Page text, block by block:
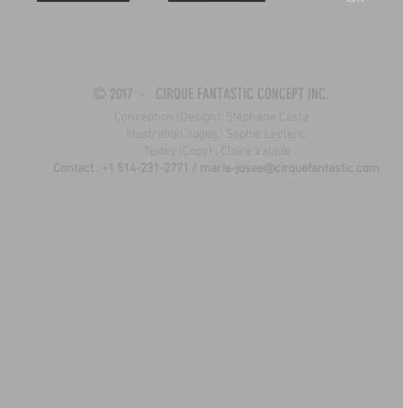
© 2017 - CIRQUE FANTASTIC CONCEPT INC.
Conception (Design): Stéphane Casta
Illustration, logos : Sophie Leclerc
Textes (Copy) : Claire Valade
Contact : +1 514-231-2771 / marie-josee@cirquefantastic.com